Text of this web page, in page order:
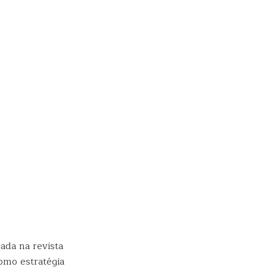
na revista
estratégia